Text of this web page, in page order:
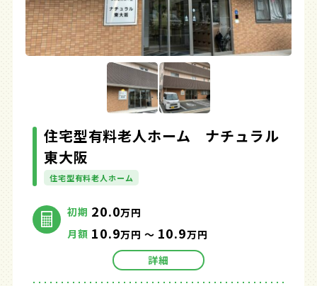
住宅型有料老人ホーム ナチュラル
東大阪
住宅型有料老人ホーム
初期 20.0万円
月額 10.9万円 ～ 10.9万円
詳細